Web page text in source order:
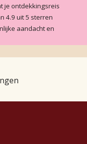
een
ik
steeds de
de
hangen
je ontdekkingsreis
4.9 uit 5 sterren
aandacht en